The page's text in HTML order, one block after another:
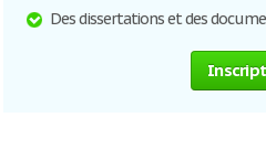
Des dissertations et des